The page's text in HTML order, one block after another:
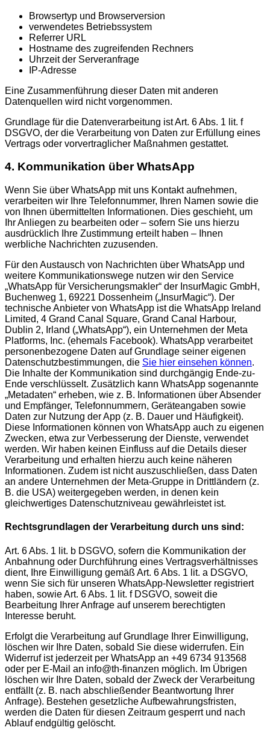
Browsertyp und Browserversion
verwendetes Betriebssystem
Referrer URL
Hostname des zugreifenden Rechners
Uhrzeit der Serveranfrage
IP-Adresse
Eine Zusammenführung dieser Daten mit anderen
Datenquellen wird nicht vorgenommen.
Grundlage für die Datenverarbeitung ist Art. 6 Abs. 1 lit. f
DSGVO, der die Verarbeitung von Daten zur Erfüllung eines
Vertrags oder vorvertraglicher Maßnahmen gestattet.
4. Kommunikation über WhatsApp
Wenn Sie über WhatsApp mit uns Kontakt aufnehmen,
verarbeiten wir Ihre Telefonnummer, Ihren Namen sowie die
von Ihnen übermittelten Informationen. Dies geschieht, um
Ihr Anliegen zu bearbeiten oder – sofern Sie uns hierzu
ausdrücklich Ihre Zustimmung erteilt haben – Ihnen
werbliche Nachrichten zuzusenden.
Für den Austausch von Nachrichten über WhatsApp und
weitere Kommunikationswege nutzen wir den Service
„WhatsApp für Versicherungsmakler“ der InsurMagic GmbH,
Buchenweg 1, 69221 Dossenheim („InsurMagic“). Der
technische Anbieter von WhatsApp ist die WhatsApp Ireland
Limited, 4 Grand Canal Square, Grand Canal Harbour,
Dublin 2, Irland („WhatsApp“), ein Unternehmen der Meta
Platforms, Inc. (ehemals Facebook). WhatsApp verarbeitet
personenbezogene Daten auf Grundlage seiner eigenen
Datenschutzbestimmungen, die Sie hier einsehen können.
Die Inhalte der Kommunikation sind durchgängig Ende-zu-
Ende verschlüsselt. Zusätzlich kann WhatsApp sogenannte
„Metadaten“ erheben, wie z. B. Informationen über Absender
und Empfänger, Telefonnummern, Geräteangaben sowie
Daten zur Nutzung der App (z. B. Dauer und Häufigkeit).
Diese Informationen können von WhatsApp auch zu eigenen
Zwecken, etwa zur Verbesserung der Dienste, verwendet
werden. Wir haben keinen Einfluss auf die Details dieser
Verarbeitung und erhalten hierzu auch keine näheren
Informationen. Zudem ist nicht auszuschließen, dass Daten
an andere Unternehmen der Meta-Gruppe in Drittländern (z.
B. die USA) weitergegeben werden, in denen kein
gleichwertiges Datenschutzniveau gewährleistet ist.
Rechtsgrundlagen der Verarbeitung durch uns sind:
Art. 6 Abs. 1 lit. b DSGVO, sofern die Kommunikation der
Anbahnung oder Durchführung eines Vertragsverhältnisses
dient, Ihre Einwilligung gemäß Art. 6 Abs. 1 lit. a DSGVO,
wenn Sie sich für unseren WhatsApp-Newsletter registriert
haben, sowie Art. 6 Abs. 1 lit. f DSGVO, soweit die
Bearbeitung Ihrer Anfrage auf unserem berechtigten
Interesse beruht.
Erfolgt die Verarbeitung auf Grundlage Ihrer Einwilligung,
löschen wir Ihre Daten, sobald Sie diese widerrufen. Ein
Widerruf ist jederzeit per WhatsApp an +49 6734 913568
oder per E-Mail an info@th-finanzen möglich. Im Übrigen
löschen wir Ihre Daten, sobald der Zweck der Verarbeitung
entfällt (z. B. nach abschließender Beantwortung Ihrer
Anfrage). Bestehen gesetzliche Aufbewahrungsfristen,
werden die Daten für diesen Zeitraum gesperrt und nach
Ablauf endgültig gelöscht.